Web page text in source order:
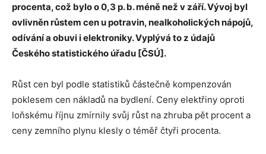
procenta, což bylo o 0,3 p. b. méně než v září. Vývoj byl
ovlivněn růstem cen u potravin, nealkoholických nápojů,
odívání a obuvi i elektroniky. Vyplývá to z údajů
Českého statistického úřadu [ČSÚ].
Růst cen byl podle statistiků částečně kompenzován
poklesem cen nákladů na bydlení. Ceny elektřiny oproti
loňskému říjnu zmírnily svůj růst na zhruba pět procent a
ceny zemního plynu klesly o téměř čtyři procenta.